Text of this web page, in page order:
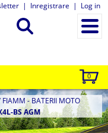
| Inregistrare | Log in
0
FIAMM - BATERII MOTO
BS AGM